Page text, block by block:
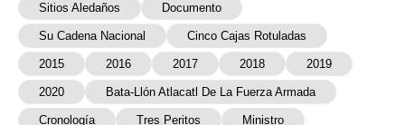
Sitios Aledaños Documento
Su Cadena Nacional Cinco Cajas Rotuladas
2015 2016 2017 2018 2019
2020 Bata-Llón Atlacatl De La Fuerza Armada
Cronología Tres Peritos Ministro